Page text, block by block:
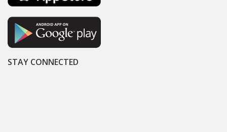
STAY CONNECTED